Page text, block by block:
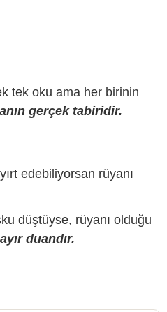
tek oku ama her birinin
gerçek tabiridir.
edebiliyorsan rüyanı
düştüyse, rüyanı olduğu
duandır.